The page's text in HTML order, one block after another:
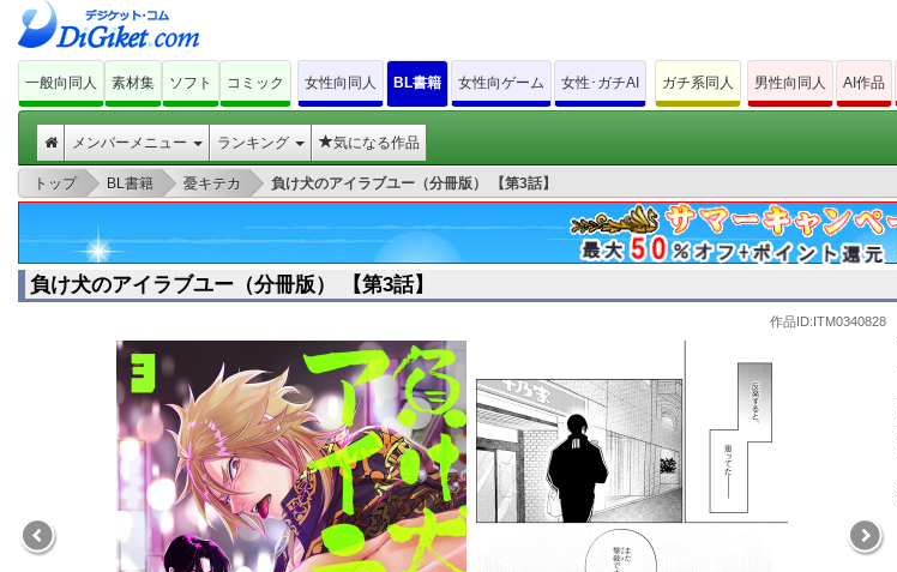
一般向同人 素材集 ソフト コミック 女性向同人 BL書籍 女性向ゲーム 女性･ガチAI ガチ系同人 男性向同人 AI作品
メンバーメニュー ランキング 気になる作品
トップ > BL書籍 > 憂キテカ > 負け犬のアイラブユー（分冊版） 【第3話】
負け犬のアイラブユー（分冊版） 【第3話】
作品ID:ITM0340828